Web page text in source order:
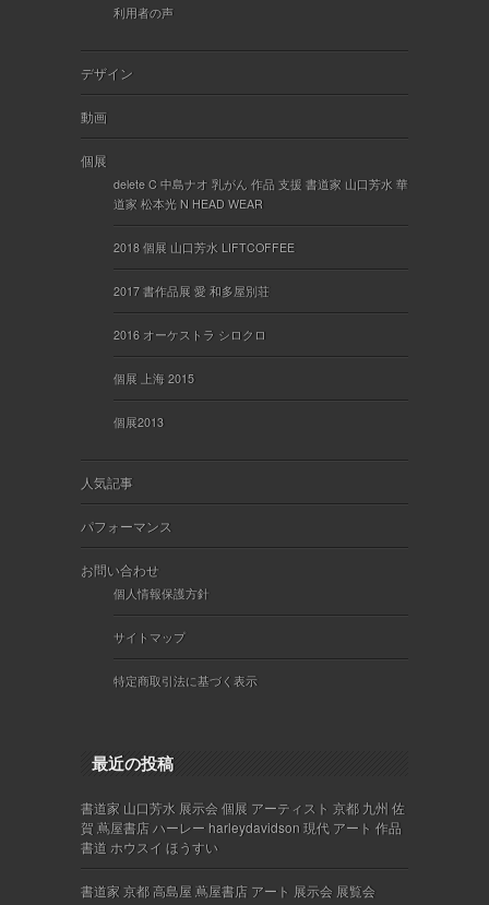
利用者の声
デザイン
動画
個展
delete C 中島ナオ 乳がん 作品 支援 書道家 山口芳水 華
道家 松本光 N HEAD WEAR
2018 個展 山口芳水 LIFTCOFFEE
2017 書作品展 愛 和多屋別荘
2016 オーケストラ シロクロ
個展 上海 2015
個展2013
人気記事
パフォーマンス
お問い合わせ
個人情報保護方針
サイトマップ
特定商取引法に基づく表示
最近の投稿
書道家 山口芳水 展示会 個展 アーティスト 京都 九州 佐
賀 蔦屋書店 ハーレー harleydavidson 現代 アート 作品
書道 ホウスイ ほうすい
書道家 京都 高島屋 蔦屋書店 アート 展示会 展覧会